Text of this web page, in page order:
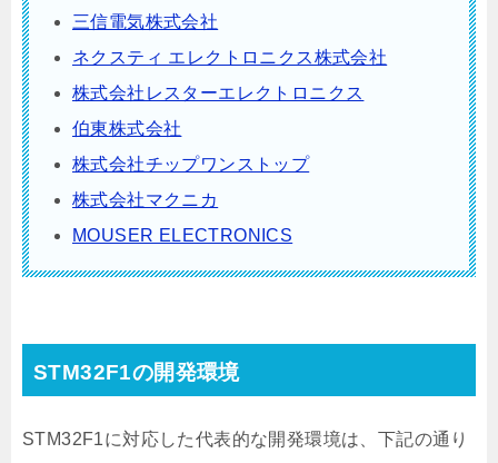
三信電気株式会社
ネクスティ エレクトロニクス株式会社
株式会社レスターエレクトロニクス
伯東株式会社
株式会社チップワンストップ
株式会社マクニカ
MOUSER ELECTRONICS
STM32F1の開発環境
STM32F1に対応した代表的な開発環境は、下記の通り